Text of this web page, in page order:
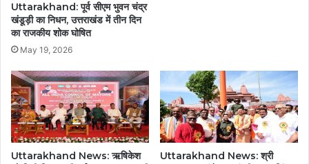
Uttarakhand: पूर्व सीएम भुवन चंद्र
खंडूड़ी का निधन, उत्तराखंड में तीन दिन
का राजकीय शोक घोषित
May 19, 2026
Uttarakhand News: ऋषिकेश
Uttarakhand News: श्री